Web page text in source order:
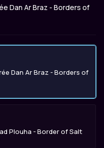
Dan Ar Braz - Borders of
Dan Ar Braz - Borders of
Plouha - Border of Salt